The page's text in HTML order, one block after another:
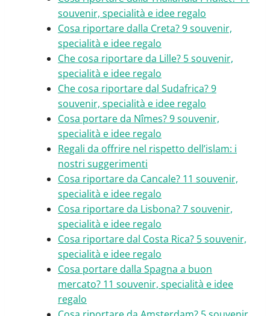
souvenir, specialità e idee regalo
Cosa riportare dalla Creta? 9 souvenir,
specialità e idee regalo
Che cosa riportare da Lille? 5 souvenir,
specialità e idee regalo
Che cosa riportare dal Sudafrica? 9
souvenir, specialità e idee regalo
Cosa portare da Nîmes? 9 souvenir,
specialità e idee regalo
Regali da offrire nel rispetto dell’islam: i
nostri suggerimenti
Cosa riportare da Cancale? 11 souvenir,
specialità e idee regalo
Cosa riportare da Lisbona? 7 souvenir,
specialità e idee regalo
Cosa riportare dal Costa Rica? 5 souvenir,
specialità e idee regalo
Cosa portare dalla Spagna a buon
mercato? 11 souvenir, specialità e idee
regalo